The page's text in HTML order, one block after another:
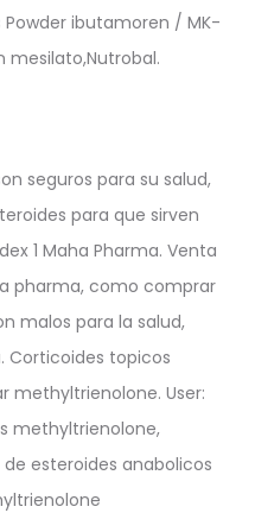
Powder ibutamoren / MK-
mesilato,Nutrobal.
seguros para su salud,
para que sirven
1 Maha Pharma. Venta
pharma, como comprar
malos para la salud,
Corticoides topicos
methyltrienolone. User:
methyltrienolone,
esteroides anabolicos